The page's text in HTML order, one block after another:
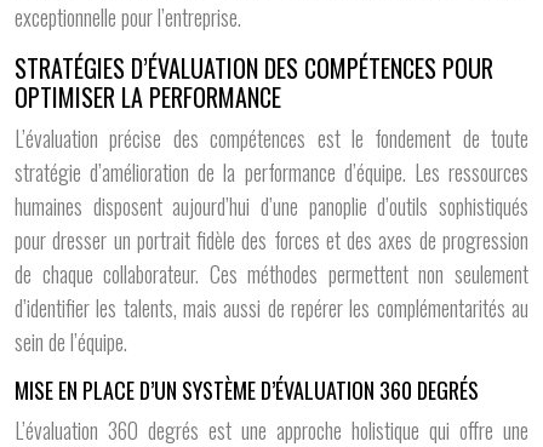
exceptionnelle pour l’entreprise.
STRATÉGIES D’ÉVALUATION DES COMPÉTENCES POUR
OPTIMISER LA PERFORMANCE
L’évaluation précise des compétences est le fondement de toute
stratégie d’amélioration de la performance d’équipe. Les ressources
humaines disposent aujourd’hui d’une panoplie d’outils sophistiqués
pour dresser un portrait fidèle des forces et des axes de progression
de chaque collaborateur. Ces méthodes permettent non seulement
d’identifier les talents, mais aussi de repérer les complémentarités au
sein de l’équipe.
MISE EN PLACE D’UN SYSTÈME D’ÉVALUATION 360 DEGRÉS
L’évaluation 360 degrés est une approche holistique qui offre une